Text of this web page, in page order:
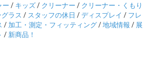
ー / キッズ/ クリーナー / クリーナー・くもり
ラス / スタッフの休日 /ディスプレイ / フレ
/ 加工・測定・フィッティング/地域情報 / 展
/ 新商品！